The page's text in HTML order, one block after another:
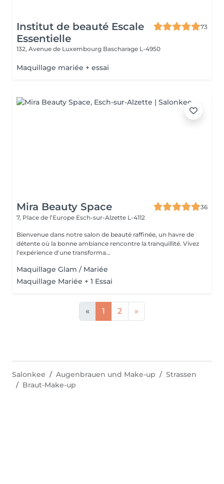
Institut de beauté Escale
Essentielle
73
132, Avenue de Luxembourg Bascharage L-4950
Maquillage mariée + essai
Mira Beauty Space
36
7, Place de l’Europe Esch-sur-Alzette L-4112
Bienvenue dans notre salon de beauté raffinée, un havre de
détente où la bonne ambiance rencontre la tranquillité. Vivez
l'expérience d'une transforma...
Maquillage Glam / Mariée
Maquillage Mariée + 1 Essai
« 1 2 »
Salonkee Augenbrauen und Make-up
Strassen
Braut-Make-up